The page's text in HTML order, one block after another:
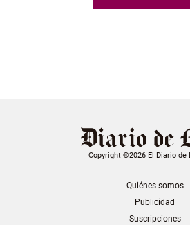
Copyright ©2026 El Diario de
Quiénes somos
Publicidad
Suscripciones